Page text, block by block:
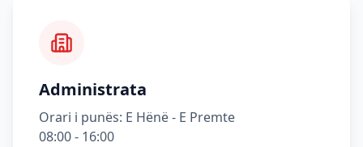
Administrata
Orari i punës: E Hënë - E Premte
08:00 - 16:00